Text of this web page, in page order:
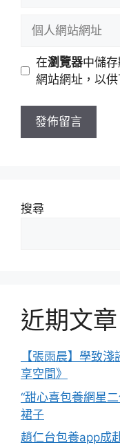
址
站
址
在瀏覽器中儲
網站網址，以
搜尋
近期文章
【張雨晨】學致
享空間》
“甜心喜包養網星
裙子
趙仁台包養app成